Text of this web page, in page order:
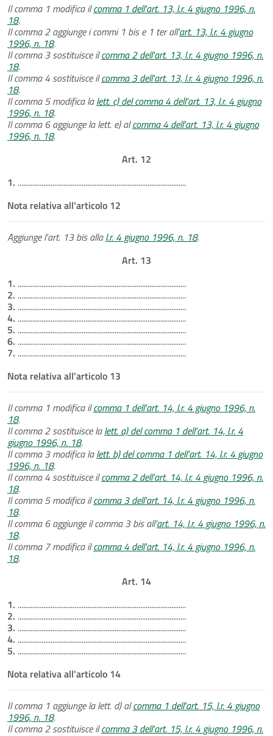
Il comma 1 modifica ilcomma 1 dell'art. 13, l.r. 4 giugno 1996, n.
18.
Il comma 2 aggiunge i commi 1 bis e 1 ter all'art. 13, l.r. 4 giugno
1996, n. 18.
Il comma 3 sostituisce ilcomma 2 dell'art. 13, l.r. 4 giugno 1996, n.
18.
Il comma 4 sostituisce ilcomma 3 dell'art. 13, l.r. 4 giugno 1996, n.
18.
Il comma 5 modifica lalett. c) del comma 4 dell'art. 13, l.r. 4 giugno
1996, n. 18.
Il comma 6 aggiunge la lett. e) alcomma 4 dell'art. 13, l.r. 4 giugno
1996, n. 18.
Art. 12
1. ............................................................................................
Nota relativa all'articolo 12
Aggiunge l'art. 13 bis allal.r. 4 giugno 1996, n. 18.
Art. 13
1. ............................................................................................
2. ............................................................................................
3. ............................................................................................
4. ............................................................................................
5. ............................................................................................
6. ............................................................................................
7. ............................................................................................
Nota relativa all'articolo 13
Il comma 1 modifica ilcomma 1 dell'art. 14, l.r. 4 giugno 1996, n.
18.
Il comma 2 sostituisce lalett. a) del comma 1 dell'art. 14, l.r. 4
giugno 1996, n. 18.
Il comma 3 modifica lalett. b) del comma 1 dell'art. 14, l.r. 4 giugno
1996, n. 18.
Il comma 4 sostituisce ilcomma 2 dell'art. 14, l.r. 4 giugno 1996, n.
18.
Il comma 5 modifica ilcomma 3 dell'art. 14, l.r. 4 giugno 1996, n.
18.
Il comma 6 aggiunge il comma 3 bis all'art. 14, l.r. 4 giugno 1996, n.
18.
Il comma 7 modifica ilcomma 4 dell'art. 14, l.r. 4 giugno 1996, n.
18.
Art. 14
1. ............................................................................................
2. ............................................................................................
3. ............................................................................................
4. ............................................................................................
5. ............................................................................................
Nota relativa all'articolo 14
Il comma 1 aggiunge la lett. d) alcomma 1 dell'art. 15, l.r. 4 giugno
1996, n. 18.
Il comma 2 sostituisce ilcomma 3 dell'art. 15, l.r. 4 giugno 1996, n.